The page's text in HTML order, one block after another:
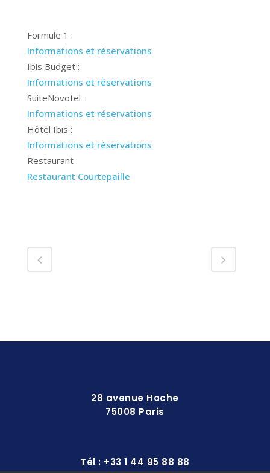
Formule 1 :
Informations et réservations
Ibis Budget :
Informations et réservations
SuiteNovotel :
Informations et réservations
Hôtel Ibis :
Informations et réservations
Restaurant :
Restaurant Courtepaille
28 avenue Hoche
75008 Paris
Tél : +33 1 44 95 88 88